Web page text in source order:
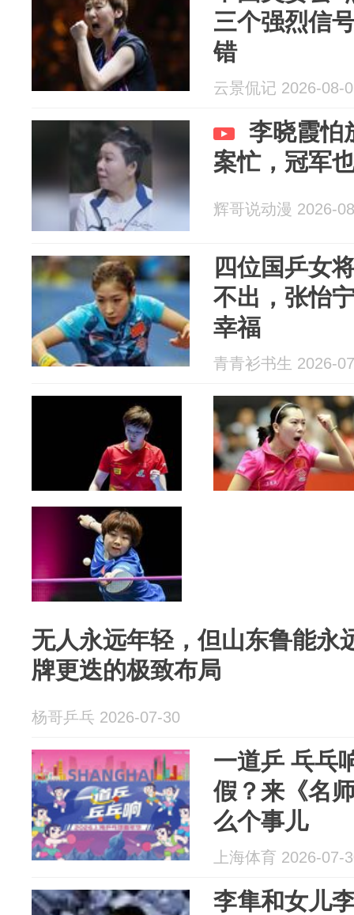
三个强烈信
错
云景侃记 2026-08-
李晓霞怕
案忙，冠军
辉哥说动漫 2026-
四位国乒女
不出，张怡
幸福
青青衫书生 2026-
无人永远年轻，但山东鲁能永
牌更迭的极致布局
杨哥乒乓 2026-07-30
一道乒 乓乓
假？来《名
么个事儿
上海体育 2026-07-
李隼和女儿